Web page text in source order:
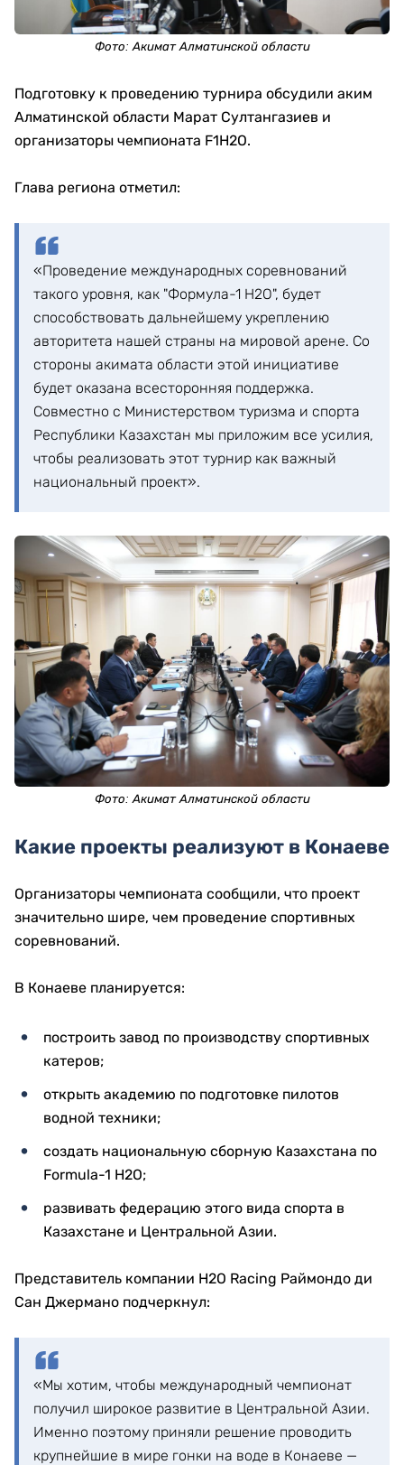
Фото:Акимат Алматинской области
Подготовку к проведению турнира обсудили аким
Алматинской области Марат Султангазиев и
организаторы чемпионата F1H2O.
Глава региона отметил:
«Проведение международных соревнований
такого уровня, как "Формула-1 H2O", будет
способствовать дальнейшему укреплению
авторитета нашей страны на мировой арене. Со
стороны акимата области этой инициативе
будет оказана всесторонняя поддержка.
Совместно с Министерством туризма и спорта
Республики Казахстан мы приложим все усилия,
чтобы реализовать этот турнир как важный
национальный проект».
Фото: Акимат Алматинской области
Какие проекты реализуют в Конаеве
Организаторы чемпионата сообщили, что проект
значительно шире, чем проведение спортивных
соревнований.
В Конаеве планируется:
построить завод по производству спортивных
катеров;
открыть академию по подготовке пилотов
водной техники;
создать национальную сборную Казахстана по
Formula-1 H2O;
развивать федерацию этого вида спорта в
Казахстане и Центральной Азии.
Представитель компании H2O Racing Раймондо ди
Сан Джермано подчеркнул:
«Мы хотим, чтобы международный чемпионат
получил широкое развитие в Центральной Азии.
Именно поэтому приняли решение проводить
крупнейшие в мире гонки на воде в Конаеве —